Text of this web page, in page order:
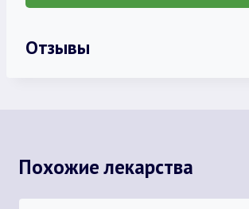
Отзывы
Похожие лекарства